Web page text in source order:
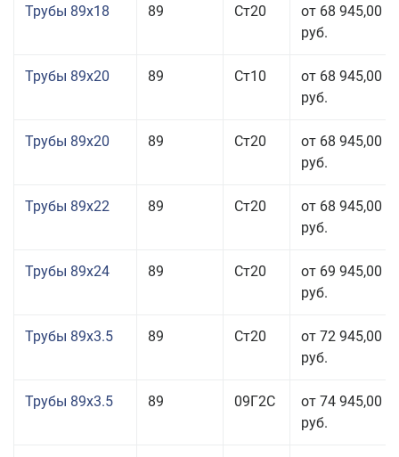
Трубы 89x18 89 Ст20
от 68 945,00
руб.
Трубы 89x20 89 Ст10
от 68 945,00
руб.
Трубы 89x20 89 Ст20
от 68 945,00
руб.
Трубы 89x22 89 Ст20
от 68 945,00
руб.
Трубы 89x24 89 Ст20
от 69 945,00
руб.
Трубы 89x3.5 89 Ст20
от 72 945,00
руб.
Трубы 89x3.5 89 09Г2С
от 74 945,00
руб.